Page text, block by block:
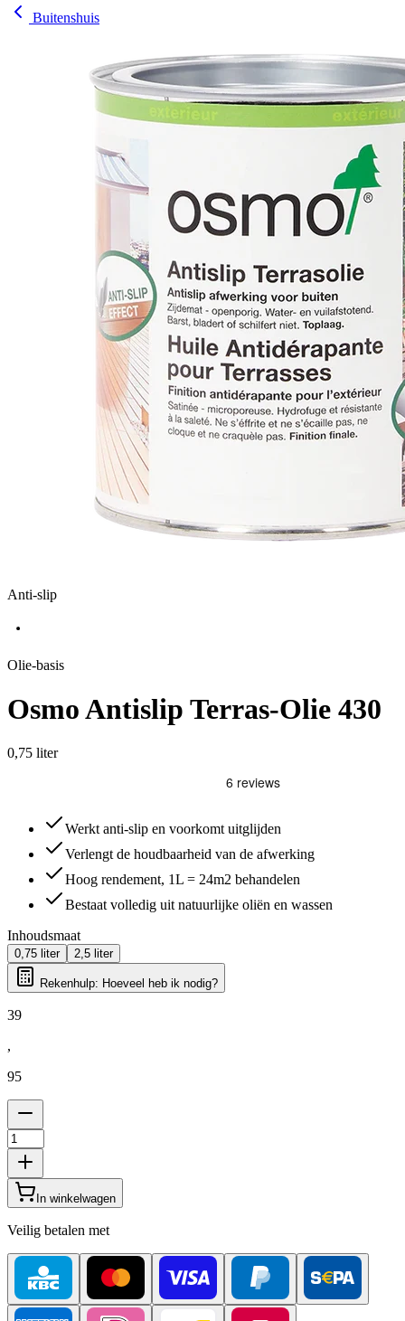
Buitenshuis
Anti-slip
Olie-basis
Osmo Antislip Terras-Olie 430
0,75 liter
Werkt anti-slip en voorkomt uitglijden
Verlengt de houdbaarheid van de afwerking
Hoog rendement, 1L = 24m2 behandelen
Bestaat volledig uit natuurlijke oliën en wassen
Inhoudsmaat
0,75 liter 2,5 liter
Rekenhulp: Hoeveel heb ik nodig?
39
,
95
In winkelwagen
Veilig betalen met